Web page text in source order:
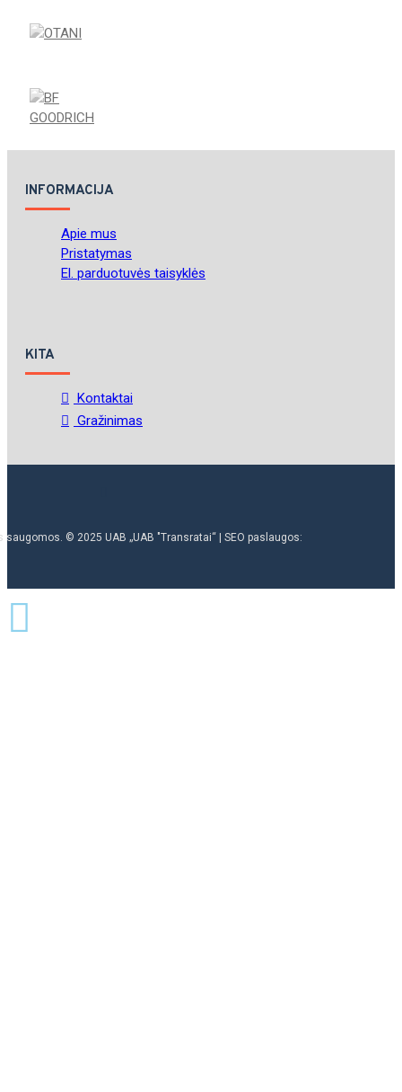
INFORMACIJA
Apie mus
Pristatymas
El. parduotuvės taisyklės
KITA
Kontaktai
Gražinimas
saugomos. © 2025 UAB „UAB "Transratai“ | SEO paslaugos: